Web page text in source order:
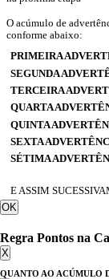
O acúmulo de
conforme abaixo:
PRIMEIRA
SEGUNDA
TERCEIRA
QUARTA
QUINTA
SEXTA
SÉTIMA
E ASSIM
OK
Regra Pontos na
X
QUANTO AO ACÚMULO